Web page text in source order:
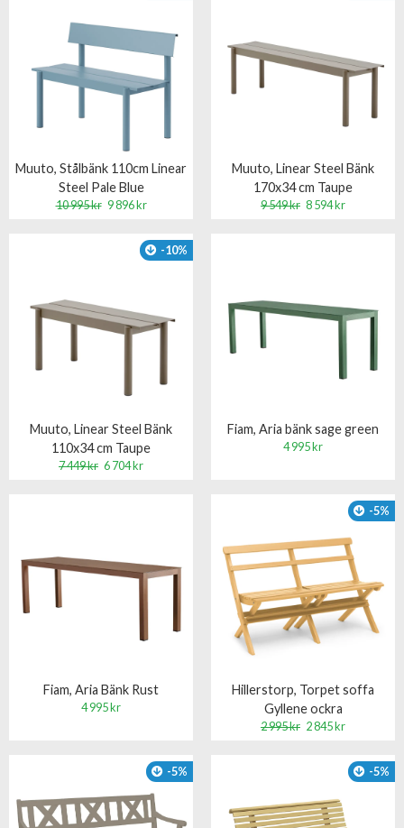
Muuto, Stålbänk 110cm Linear
Steel Pale Blue
10 995 kr9 896 kr
Muuto, Linear Steel Bänk
170x34 cm Taupe
9 549 kr 8 594 kr
Muuto, Linear Steel Bänk
110x34 cm Taupe
7 449 kr 6 704 kr
-10%
Fiam, Aria bänk sage green
4 995 kr
Fiam, Aria Bänk Rust
4 995 kr
Hillerstorp, Torpet soffa
Gyllene ockra
2 995 kr 2 845 kr
-5%
-5% -5%